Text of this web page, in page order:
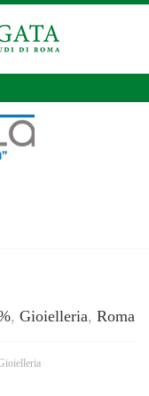
, Gioielleria, Roma